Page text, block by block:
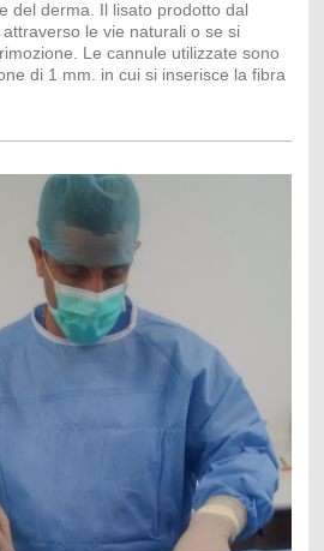
del derma. Il lisato prodotto dal
le vie naturali o se si
Le cannule utilizzate sono
di 1 mm. in cui si inserisce la fibra